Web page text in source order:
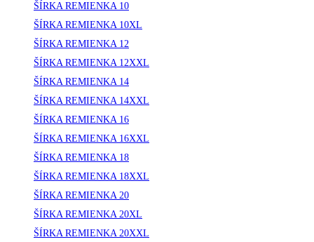
ŠÍRKA REMIENKA 10
ŠÍRKA REMIENKA 10XL
ŠÍRKA REMIENKA 12
ŠÍRKA REMIENKA 12XXL
ŠÍRKA REMIENKA 14
ŠÍRKA REMIENKA 14XXL
ŠÍRKA REMIENKA 16
ŠÍRKA REMIENKA 16XXL
ŠÍRKA REMIENKA 18
ŠÍRKA REMIENKA 18XXL
ŠÍRKA REMIENKA 20
ŠÍRKA REMIENKA 20XL
ŠÍRKA REMIENKA 20XXL